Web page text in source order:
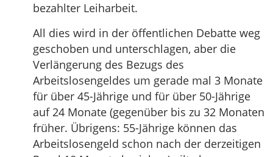
bezahlter Leiharbeit.
All dies wird in der öffentlichen Debatte weg
geschoben und unterschlagen, aber die
Verlängerung des Bezugs des
Arbeitslosengeldes um gerade mal 3 Monate
für über 45-Jährige und für über 50-Jährige
auf 24 Monate (gegenüber bis zu 32 Monaten
früher. Übrigens: 55-Jährige können das
Arbeitslosengeld schon nach der derzeitigen